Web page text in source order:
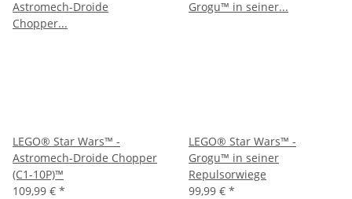
LEGO® Star Wars™ -
Astromech-Droide Chopper
(C1-10P)™
109,99 € *
LEGO® Star Wars™ -
Grogu™ in seiner
Repulsorwiege
99,99 € *